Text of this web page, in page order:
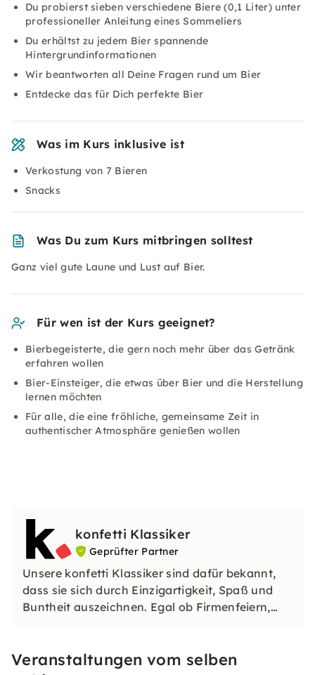
Du probierst sieben verschiedene Biere (0,1 Liter) unter
professioneller Anleitung eines Sommeliers
Du erhältst zu jedem Bier spannende
Hintergrundinformationen
Wir beantworten all Deine Fragen rund um Bier
Entdecke das für Dich perfekte Bier
Was im Kurs inklusive ist
Verkostung von 7 Bieren
Snacks
Was Du zum Kurs mitbringen solltest
Ganz viel gute Laune und Lust auf Bier.
Für wen ist der Kurs geeignet?
Bierbegeisterte, die gern noch mehr über das Getränk
erfahren wollen
Bier-Einsteiger, die etwas über Bier und die Herstellung
lernen möchten
Für alle, die eine fröhliche, gemeinsame Zeit in
authentischer Atmosphäre genießen wollen
konfetti Klassiker
Geprüfter Partner
Unsere konfetti Klassiker sind dafür bekannt,
dass sie sich durch Einzigartigkeit, Spaß und
Buntheit auszeichnen. Egal ob Firmenfeiern,
erleben, welches Du so schnell nicht vergessen
Veranstaltungen vom selben